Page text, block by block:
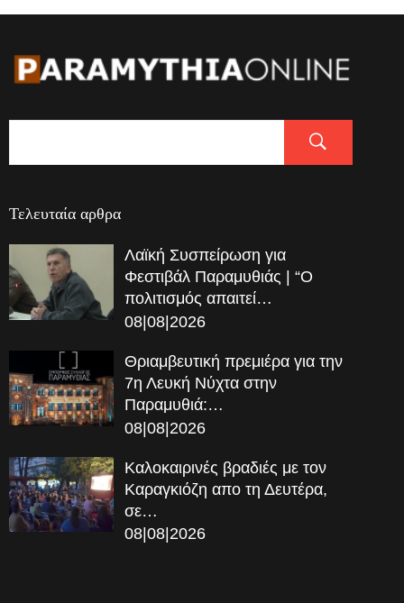
Τελευταία αρθρα
Λαϊκή Συσπείρωση για
Φεστιβάλ Παραμυθιάς | “Ο
πολιτισμός απαιτεί…
08|08|2026
Θριαμβευτική πρεμιέρα για την
7η Λευκή Νύχτα στην
Παραμυθιά:…
08|08|2026
Καλοκαιρινές βραδιές με τον
Καραγκιόζη απο τη Δευτέρα,
σε…
08|08|2026